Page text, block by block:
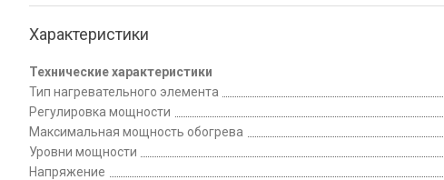
Характеристики
Технические характеристики
Тип нагревательного элемента
Регулировка мощности
Максимальная мощность обогрева
Уровни мощности
Напряжение